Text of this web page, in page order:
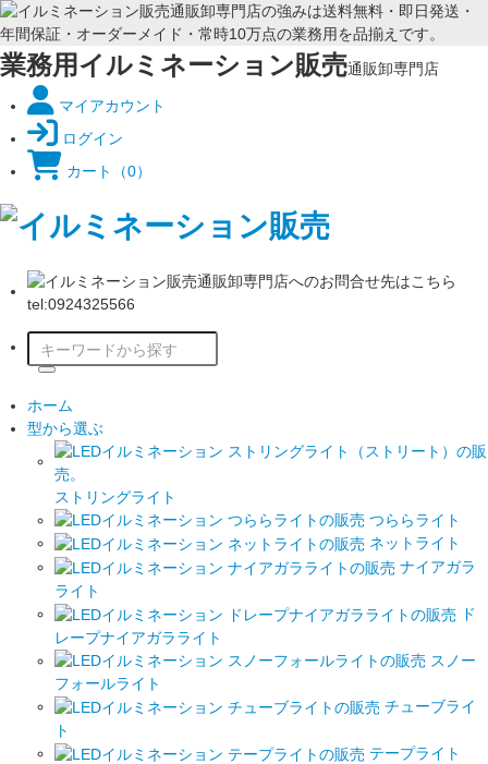
業務用イルミネーション販売通販卸専門店
マイアカウント
ログイン
カート
（0）
ホーム
型から選ぶ
ストリングライト
つららライト
ネットライト
ナイアガラ
ライト
ド
レープナイアガラライト
スノー
フォールライト
チューブライ
ト
テープライト